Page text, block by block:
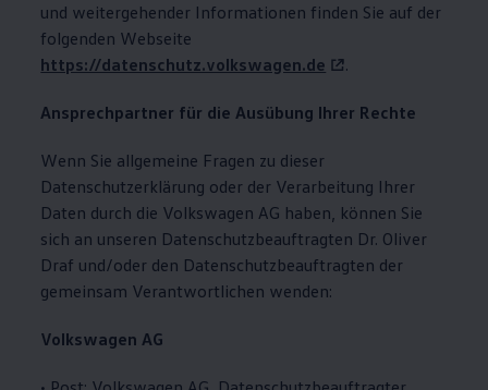
und weitergehender Informationen finden Sie auf der
folgenden Webseite
https://datenschutz.volkswagen.de
.
Ansprechpartner für die Ausübung Ihrer Rechte
Wenn Sie allgemeine Fragen zu dieser
Datenschutzerklärung oder der Verarbeitung Ihrer
Daten durch die Volkswagen AG haben, können Sie
sich an unseren Datenschutzbeauftragten Dr. Oliver
Draf und/oder den Datenschutzbeauftragten der
gemeinsam Verantwortlichen wenden:
Volkswagen AG